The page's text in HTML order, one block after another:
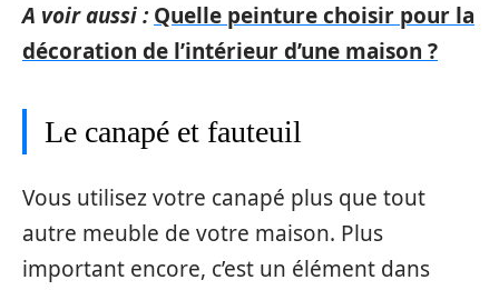
A voir aussi : Quelle peinture choisir pour la
décoration de l’intérieur d’une maison ?
Le canapé et fauteuil
Vous utilisez votre canapé plus que tout
autre meuble de votre maison. Plus
important encore, c’est un élément dans